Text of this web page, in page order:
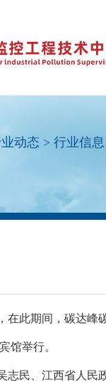
动态 > 行业信息
在此期间，碳达峰
馆举行。
志民、江西省人民